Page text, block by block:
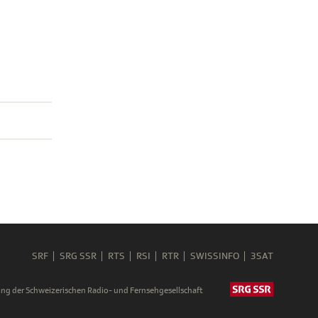
SRF SRG SSR RTS RSI RTR SWISSINFO 3SAT
der Schweizerischen Radio- und Fernsehgesellschaft